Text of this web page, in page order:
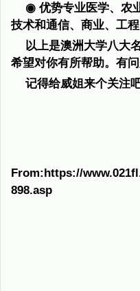
◉ 优势专业医学、农
技术和通信、商业、工
以上是澳洲大学八大
希望对你有所帮助。有
记得给威姐来个关注
From:https://
898.asp